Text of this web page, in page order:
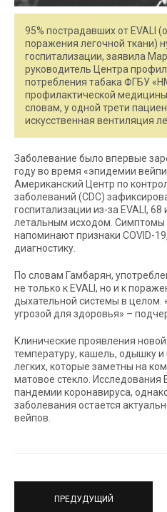
95% пострадавших от EVALI
поражения легочной ткани)
госпитализации, заявила
руководитель Центра
потребления табака ФГБУ
профилактической
словам, у одной трети
искусственная вентиляция
Заболевание было впервые
году во время «эпидемии
Американский Центр по
заболеваний (CDC)
госпитализации из-за EVALI,
летальным исходом. Симптомы
напоминают признаки COVID-
диагностику.
По словам Гамбарян,
не только к EVALI, но и к
дыхательной системы в целом.
угрозой для здоровья» –
Клинические проявления
температуру, кашель, одышку
легких, которые заметны на
матовое стекло. Исследования
пандемии коронавируса,
заболевания остается
вейпов.
ПРЕДУДУЩИЙ